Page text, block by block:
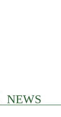
NEWS